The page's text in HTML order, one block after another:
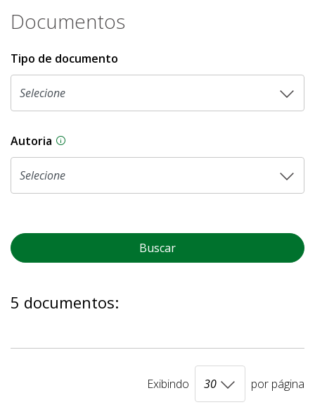
Documentos
Tipo de documento
Autoria As proposições legislativas na CLDF podem
Buscar
5 documentos:
Exibindo por página